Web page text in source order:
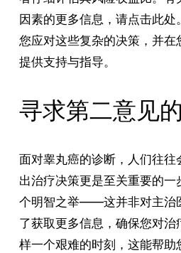
因素的更多信息，请点击此
您应对这些复杂的决策，并
提供支持与指导。
寻求第二意见
面对睾丸癌的诊断，人们往往
出治疗决策更是至关重要的
个明智之举——这并非对主治
了获取更多信息，确保您对
样一个艰难的时刻，这能帮